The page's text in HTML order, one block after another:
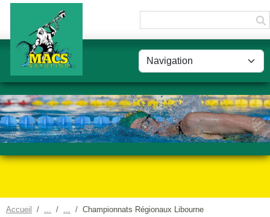
Accueil Championnats Régionaux Libourne